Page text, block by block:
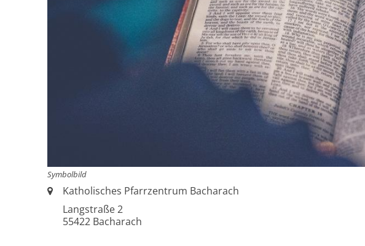
Symbolbild
Ort:Katholisches Pfarrzentrum Bacharach
Langstraße 2
55422 Bacharach